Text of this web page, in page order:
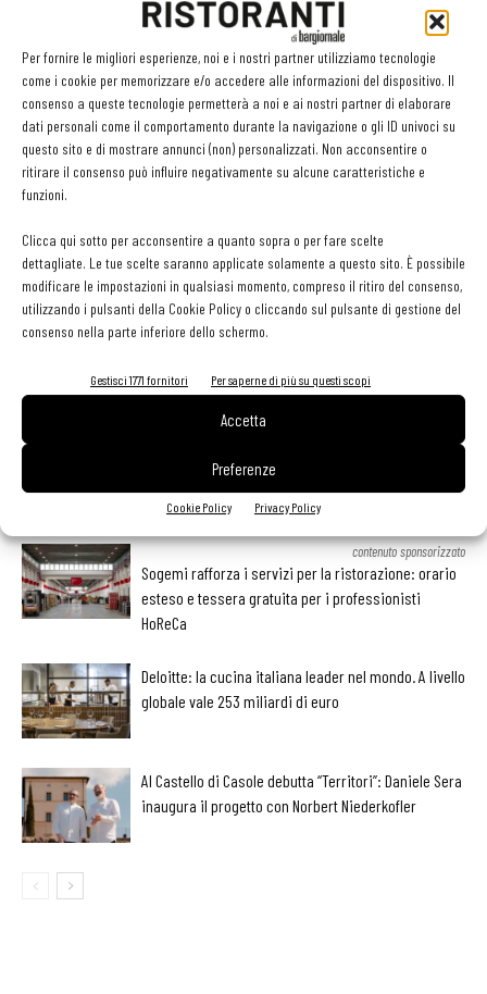
Per fornire le migliori esperienze, noi e i nostri partner utilizziamo tecnologie
come i cookie per memorizzare e/o accedere alle informazioni del dispositivo. Il
consenso a queste tecnologie permetterà a noi e ai nostri partner di elaborare
dati personali come il comportamento durante la navigazione o gli ID univoci su
questo sito e di mostrare annunci (non) personalizzati. Non acconsentire o
ritirare il consenso può influire negativamente su alcune caratteristiche e
funzioni.
Clicca qui sotto per acconsentire a quanto sopra o per fare scelte
dettagliate. Le tue scelte saranno applicate solamente a questo sito. È possibile
modificare le impostazioni in qualsiasi momento, compreso il ritiro del consenso,
utilizzando i pulsanti della Cookie Policy o cliccando sul pulsante di gestione del
consenso nella parte inferiore dello schermo.
Gestisci 1771 fornitori Per saperne di più su questi scopi
Accetta
Preferenze
Cookie Policy Privacy Policy
assicurano un’altissima precisione dei particolari e un
assemblaggio finale delle sedute che assicura resistenza e
stabilità. È importante ricordare che le sedie per uso commerciale
devono rispondere a una serie di caratteristiche legate alla
sicurezza, alla resistenza al fuoco e alla robustezza. È
fondamentale, quindi, servirsi da produttori che assicurano questi
standard e acquistare prodotti certificati. Da non sottovalutare la
leggerezza: le sedute devono essere facili da spostare per evitare
sforzi eccessivi o una cattiva esecuzione dei compiti di pulizia.
contenuto sponsorizzato
Sogemi rafforza i servizi per la ristorazione: orario
esteso e tessera gratuita per i professionisti
HoReCa
Deloitte: la cucina italiana leader nel mondo. A livello
globale vale 253 miliardi di euro
Al Castello di Casole debutta “Territori”: Daniele Sera
inaugura il progetto con Norbert Niederkofler